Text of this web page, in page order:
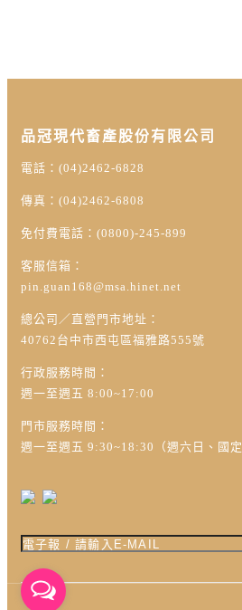
品冠現代畜產股份有限公司
電話：(04)2462-6828
傳真：(04)2462-6808
免付費電話：(0800)-245-899
客服信箱：
pin.guan168@msa.hinet.net
總公司／直營門市地址：
40762台中市西屯區福雅路555號
行政服務時間：
週一至週五 8:00~17:00
門市服務時間：
週一至週五 9:30~18:30（週六日、國定